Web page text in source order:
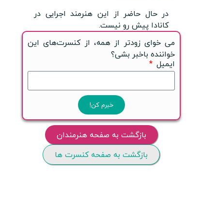
در حال حاضر از این هنرمند اجرایی در
کانادا پیش رو نیست.
می خوای زودتر از همه، از کنسرت‌های این
خواننده باخبر بشی؟
ایمیل
خبرم کن!
بازگشت به صفحه هنرمندان
بازگشت به صفحه کنسرت ها